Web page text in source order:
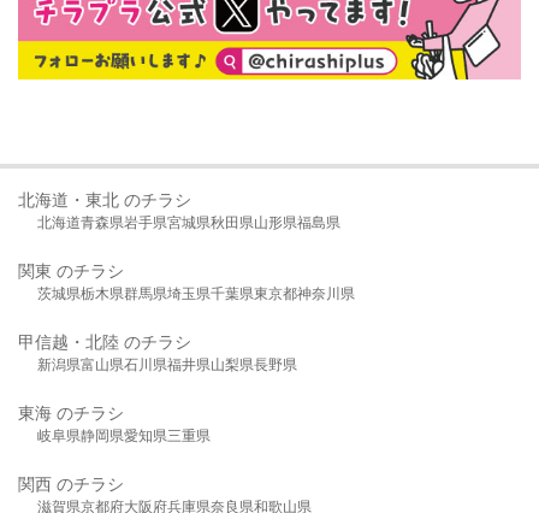
北海道・東北 のチラシ
北海道青森県岩手県宮城県秋田県山形県福島県
関東 のチラシ
茨城県栃木県群馬県埼玉県千葉県東京都神奈川県
甲信越・北陸 のチラシ
新潟県富山県石川県福井県山梨県長野県
東海 のチラシ
岐阜県静岡県愛知県三重県
関西 のチラシ
滋賀県京都府大阪府兵庫県奈良県和歌山県